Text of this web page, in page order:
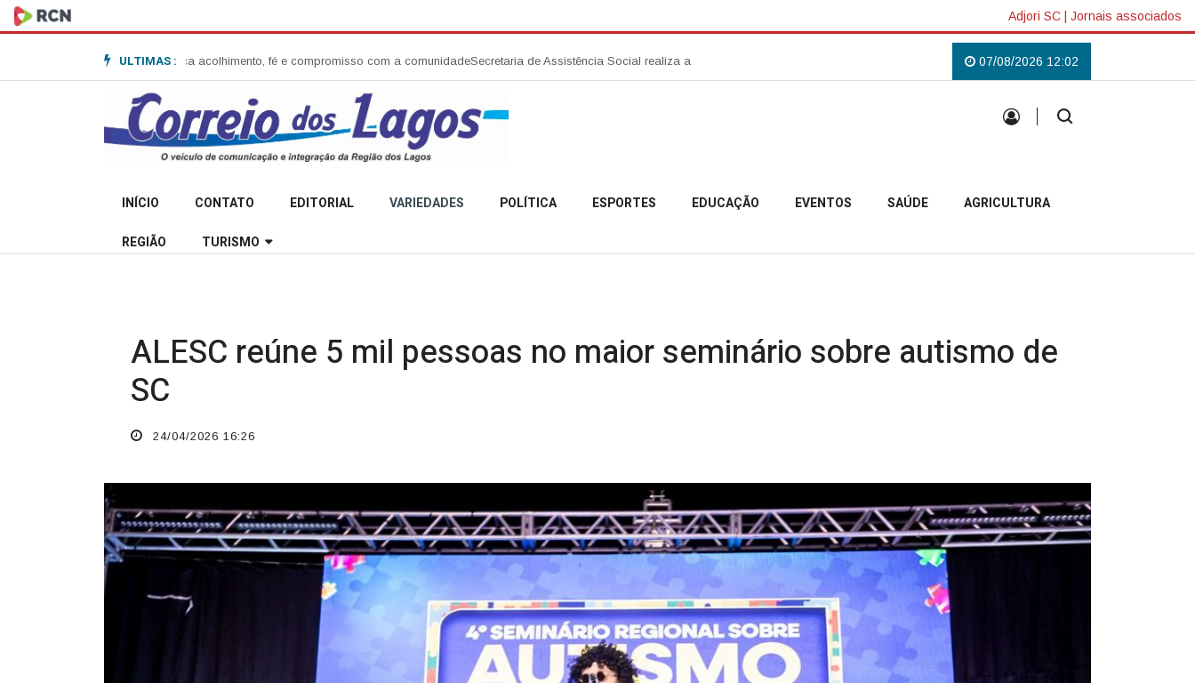
Adjori SC | Jornais associados
ULTIMAS :
Garibaldi e destaca acolhimento, fé e compromisso com a comunidadeSecretaria de Assistência Social realiza abertura da Campanha Agosto Lilás em Campo Belo do Sul Uma tradição que voltou a reunir a
07/08/2026 12:02
INÍCIO CONTATO EDITORIAL VARIEDADES POLÍTICA ESPORTES EDUCAÇÃO EVENTOS SAÚDE AGRICULTURA
REGIÃO TURISMO
ALESC reúne 5 mil pessoas no maior seminário sobre autismo de
SC
24/04/2026 16:26